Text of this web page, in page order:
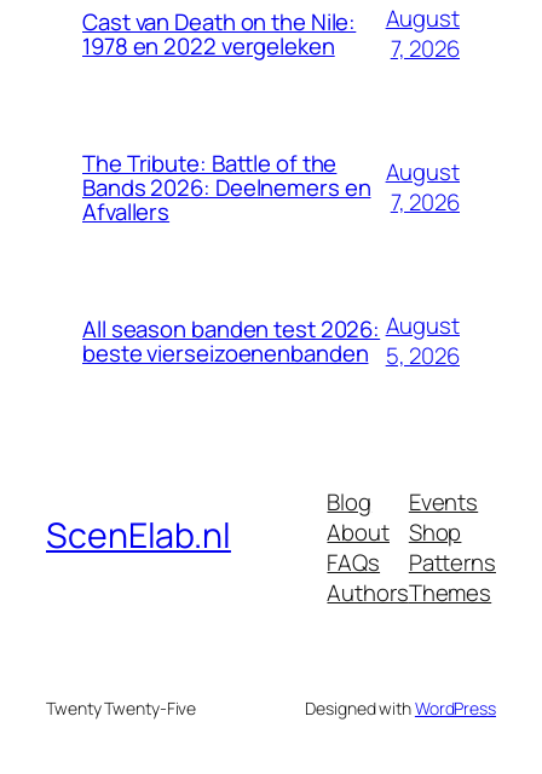
Cast van Death on the Nile:
1978 en 2022 vergeleken
August
7, 2026
The Tribute: Battle of the
Bands 2026: Deelnemers en
Afvallers
August
7, 2026
All season banden test 2026:
beste vierseizoenenbanden
August
5, 2026
ScenElab.nl
Blog
About
FAQs
Authors
Events
Shop
Patterns
Themes
Twenty Twenty-Five Designed withWordPress